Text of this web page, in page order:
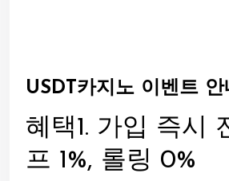
USDT카지노 이벤트 안
혜택1. 가입 즉시
프 1%, 롤링 0%